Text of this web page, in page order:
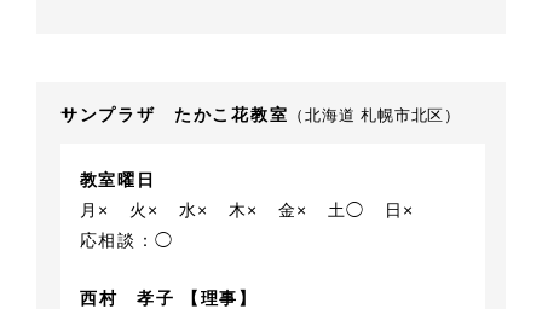
サンプラザ たかこ花教室 （北海道 札幌市北区）
教室曜日
月×
火× 水× 木× 金× 土◯
日×
応相談：◯
西村 孝子 【理事】